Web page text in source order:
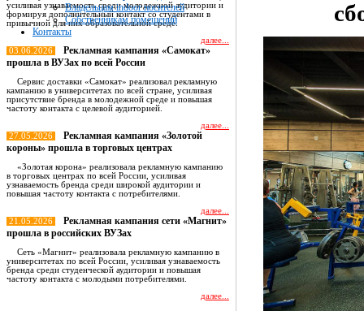
Владельцам indoor носителей
Собственникам помещений
Контакты
усиливая узнаваемость среди молодежной аудитории и
формируя дополнительный контакт со студентами в
привычной для них образовательной среде.
далее...
03.06.2026
Рекламная кампания «Самокат»
прошла в ВУЗах по всей России
Сервис доставки «Самокат» реализовал рекламную
кампанию в университетах по всей стране, усиливая
присутствие бренда в молодежной среде и повышая
частоту контакта с целевой аудиторией.
далее...
27.05.2026
Рекламная кампания «Золотой
короны» прошла в торговых центрах
«Золотая корона» реализовала рекламную кампанию
в торговых центрах по всей России, усиливая
узнаваемость бренда среди широкой аудитории и
повышая частоту контакта с потребителями.
далее...
21.05.2026
Рекламная кампания сети «Магнит»
прошла в российских ВУЗах
Сеть «Магнит» реализовала рекламную кампанию в
университетах по всей России, усиливая узнаваемость
бренда среди студенческой аудитории и повышая
частоту контакта с молодыми потребителями.
далее...